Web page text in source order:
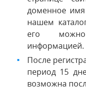
доменное
нашем
его можно
информацией.
После
период 15
возможна